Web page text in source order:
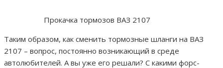
Прокачка тормозов ВАЗ 2107
Таким образом, как сменить тормозные шланги на ВАЗ
2107 – вопрос, постоянно возникающий в среде
автолюбителей. А вы уже его решали? С какими форс-